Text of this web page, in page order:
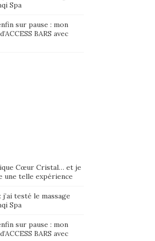
Spa
sur pause : mon
BARS avec
Cœur Cristal… et je
une telle expérience
testé le massage
Spa
sur pause : mon
BARS avec